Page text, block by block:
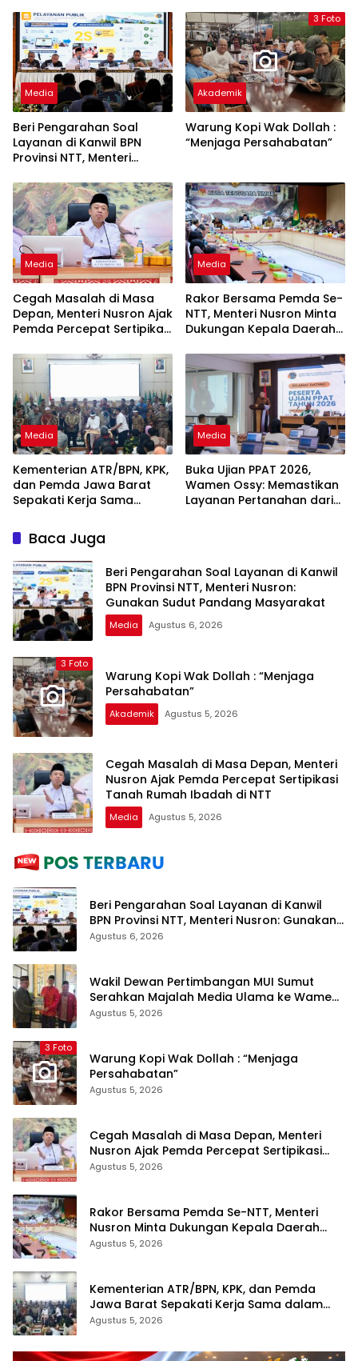
Media
Beri Pengarahan Soal
Layanan di Kanwil BPN
Provinsi NTT, Menteri
Pandang Masyarakat
3 Foto
Akademik
Warung Kopi Wak Dollah :
“Menjaga Persahabatan”
Media
Cegah Masalah di Masa
Depan, Menteri Nusron Ajak
Pemda Percepat Sertipikasi
NTT
Media
Rakor Bersama Pemda Se-
NTT, Menteri Nusron Minta
Dukungan Kepala Daerah
Layanan Pertanahan
Media
Kementerian ATR/BPN, KPK,
dan Pemda Jawa Barat
Sepakati Kerja Sama
Korupsi serta Penguatan
Ekonomi Daerah
Media
Buka Ujian PPAT 2026,
Wamen Ossy: Memastikan
Layanan Pertanahan dari
Baca Juga
Beri Pengarahan Soal Layanan di Kanwil
BPN Provinsi NTT, Menteri Nusron:
Gunakan Sudut Pandang Masyarakat
Media Agustus 6, 2026
3 Foto
Warung Kopi Wak Dollah : “Menjaga
Persahabatan”
Akademik Agustus 5, 2026
Cegah Masalah di Masa Depan, Menteri
Nusron Ajak Pemda Percepat Sertipikasi
Tanah Rumah Ibadah di NTT
Media Agustus 5, 2026
Beri Pengarahan Soal Layanan di Kanwil
BPN Provinsi NTT, Menteri Nusron: Gunakan
Sudut Pandang Masyarakat
Agustus 6, 2026
Wakil Dewan Pertimbangan MUI Sumut
Serahkan Majalah Media Ulama ke Wamen
dan Ketum PP Persis di Balige
Agustus 5, 2026
3 Foto
Warung Kopi Wak Dollah : “Menjaga
Persahabatan”
Agustus 5, 2026
Cegah Masalah di Masa Depan, Menteri
Nusron Ajak Pemda Percepat Sertipikasi
Tanah Rumah Ibadah di NTT
Agustus 5, 2026
Rakor Bersama Pemda Se-NTT, Menteri
Nusron Minta Dukungan Kepala Daerah
Wujudkan Transformasi Layanan
Agustus 5, 2026
Kementerian ATR/BPN, KPK, dan Pemda
Jawa Barat Sepakati Kerja Sama dalam
Upaya Pencegahan Korupsi serta
Agustus 5, 2026